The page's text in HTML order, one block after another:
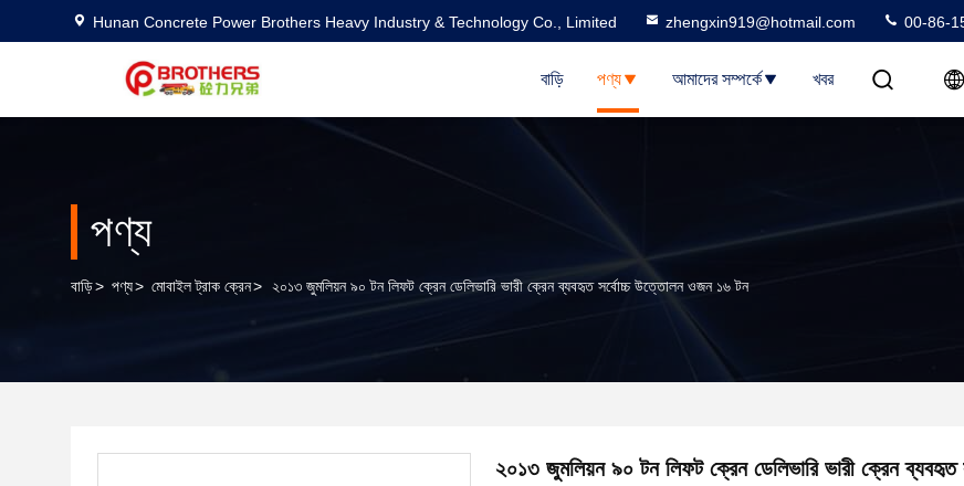
Hunan Concrete Power Brothers Heavy Industry & Technology Co., Limited zhengxin919@hotmail.com 00-86-
বাড়ি পণ্য আমাদের সম্পর্কে খবর
পণ্য
বাড়ি> পণ্য> মোবাইল ট্রাক ক্রেন> ২০১৩ জুমলিয়ন ৯০ টন লিফট ক্রেন ডেলিভারি ভারী ক্রেন ব্যবহৃত সর্বোচ্চ উত্তোলন ওজন ১৬ টন
২০১৩ জুমলিয়ন ৯০ টন লিফট ক্রেন ডেলিভারি ভারী ক্রেন ব্যবহৃত